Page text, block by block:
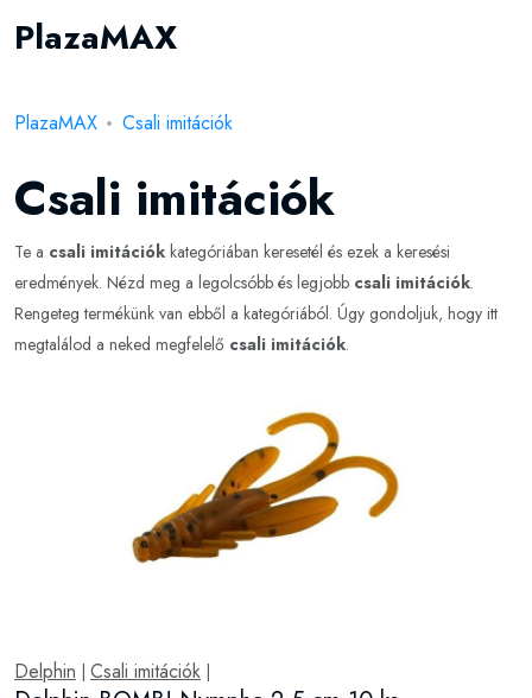
PlazaMAX
PlazaMAX Csali imitációk
Csali imitációk
Te a csali imitációk kategóriában keresetél és ezek a keresési
eredmények. Nézd meg a legolcsóbb és legjobb csali imitációk.
Rengeteg termékünk van ebből a kategóriából. Úgy gondoljuk, hogy itt
megtalálod a neked megfelelő csali imitációk.
Delphin Csali imitációk